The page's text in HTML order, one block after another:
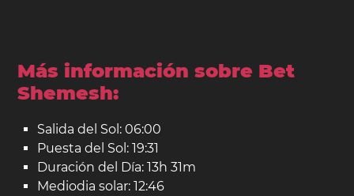
Más información sobre Bet
Shemesh:
Salida del Sol: 06:00
Puesta del Sol: 19:31
Duración del Día: 13h 31m
Mediodia solar: 12:46